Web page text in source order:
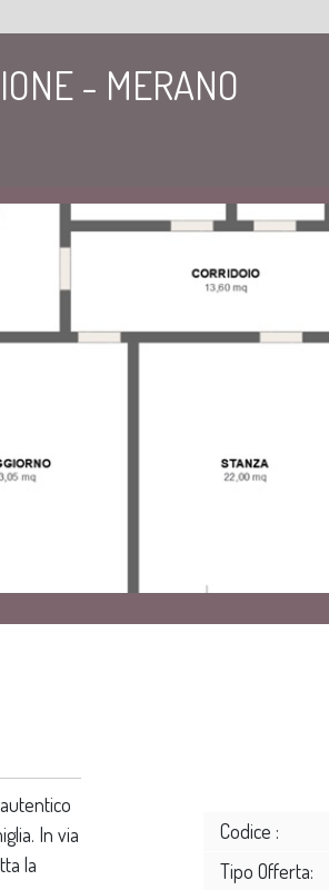
- MERANO
In via
la
Codice :
Tipo Offerta: